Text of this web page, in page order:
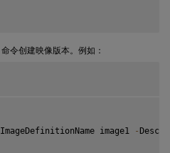
命令创建映像版本。例如：
ImageDefinitionName image1 -